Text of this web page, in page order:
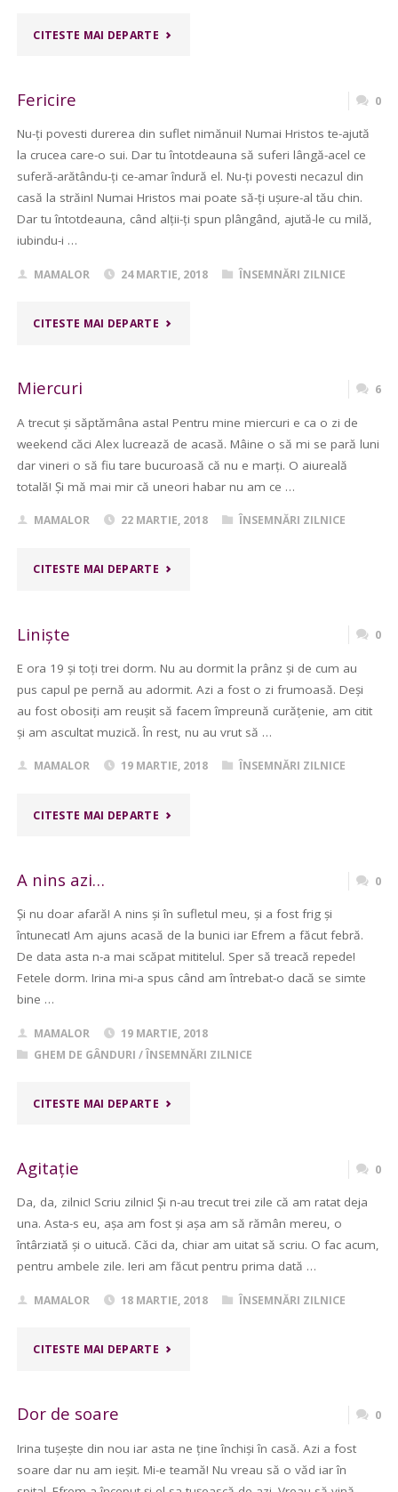
CITESTE MAI DEPARTE"GRABĂ"
Fericire 0
Nu-ți povesti durerea din suflet nimănui! Numai Hristos te-ajută
la crucea care-o sui. Dar tu întotdeauna să suferi lângă-acel ce
suferă-arătându-ți ce-amar îndură el. Nu-ți povesti necazul din
casă la străin! Numai Hristos mai poate să-ți ușure-al tău chin.
Dar tu întotdeauna, când alții-ți spun plângând, ajută-le cu milă,
iubindu-i …
MAMALOR 24 MARTIE, 2018 ÎNSEMNĂRI ZILNICE
CITESTE MAI DEPARTE"FERICIRE"
Miercuri 6
A trecut și săptămâna asta! Pentru mine miercuri e ca o zi de
weekend căci Alex lucrează de acasă. Mâine o să mi se pară luni
dar vineri o să fiu tare bucuroasă că nu e marți. O aiureală
totală! Și mă mai mir că uneori habar nu am ce …
MAMALOR 22 MARTIE, 2018 ÎNSEMNĂRI ZILNICE
CITESTE MAI DEPARTE"MIERCURI"
Liniște 0
E ora 19 și toți trei dorm. Nu au dormit la prânz și de cum au
pus capul pe pernă au adormit. Azi a fost o zi frumoasă. Deși
au fost obosiți am reușit să facem împreună curățenie, am citit
și am ascultat muzică. În rest, nu au vrut să …
MAMALOR 19 MARTIE, 2018 ÎNSEMNĂRI ZILNICE
CITESTE MAI DEPARTE"LINIȘTE"
A nins azi… 0
Și nu doar afară! A nins și în sufletul meu, și a fost frig și
întunecat! Am ajuns acasă de la bunici iar Efrem a făcut febră.
De data asta n-a mai scăpat mititelul. Sper să treacă repede!
Fetele dorm. Irina mi-a spus când am întrebat-o dacă se simte
bine …
MAMALOR
19 MARTIE, 2018
GHEM DE GÂNDURI /ÎNSEMNĂRI ZILNICE
CITESTE MAI DEPARTE"A
Agitație 0
Da, da, zilnic! Scriu zilnic! Și n-au trecut trei zile că am ratat deja
una. Asta-s eu, așa am fost și așa am să rămân mereu, o
întârziată și o uitucă. Căci da, chiar am uitat să scriu. O fac acum,
pentru ambele zile. Ieri am făcut pentru prima dată …
MAMALOR 18 MARTIE, 2018 ÎNSEMNĂRI ZILNICE
CITESTE MAI DEPARTE"AGITAȚIE"
Dor de soare 0
Irina tușește din nou iar asta ne ține închiși în casă. Azi a fost
soare dar nu am ieșit. Mi-e teamă! Nu vreau să o văd iar în